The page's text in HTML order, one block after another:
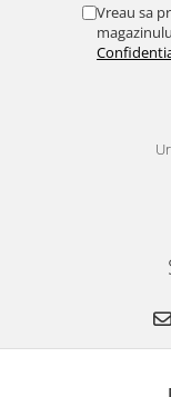
Vreau sa